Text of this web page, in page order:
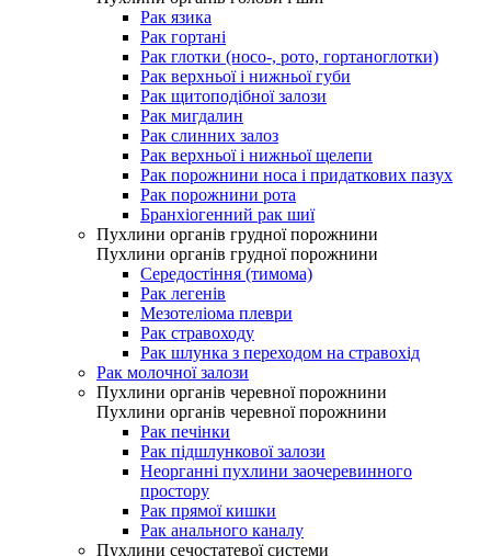
Рак язика
Рак гортані
Рак глотки (носо-, рото, гортаноглотки)
Рак верхньої і нижньої губи
Рак щитоподібної залози
Рак мигдалин
Рак слинних залоз
Рак верхньої і нижньої щелепи
Рак порожнини носа і придаткових пазух
Рак порожнини рота
Бранхіогенний рак шиї
Пухлини органів грудної порожнини
Пухлини органів грудної порожнини
Середостіння (тимома)
Рак легенів
Мезотеліома плеври
Рак стравоходу
Рак шлунка з переходом на стравохід
Рак молочної залози
Пухлини органів черевної порожнини
Пухлини органів черевної порожнини
Рак печінки
Рак підшлункової залози
Неорганні пухлини заочеревинного
простору
Рак прямої кишки
Рак анального каналу
Пухлини сечостатевої системи